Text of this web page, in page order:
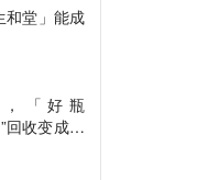
和堂」能成
「好瓶
回收变成一